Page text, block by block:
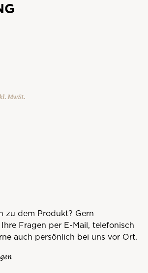
MwSt.
zu dem Produkt? Gern
Fragen per E-Mail, telefonisch
auch persönlich bei uns vor Ort.